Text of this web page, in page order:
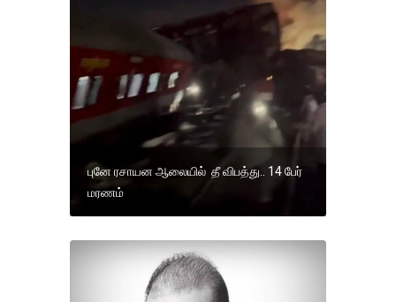
புனே ரசாயன ஆலையில் தீ விபத்து.. 14 பேர்
மரணம்